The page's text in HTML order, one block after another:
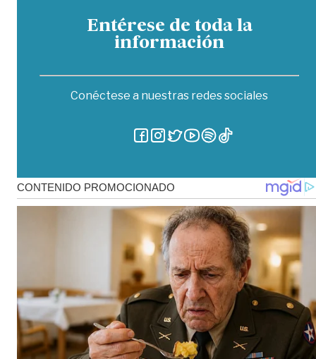
Entérese de toda la
información
Conéctese a nuestras redes sociales